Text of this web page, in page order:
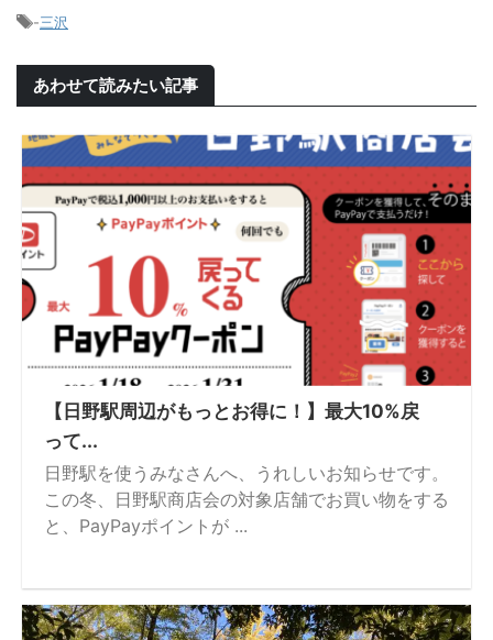
-三沢
あわせて読みたい記事
【日野駅周辺がもっとお得に！】最大10%戻
って...
日野駅を使うみなさんへ、うれしいお知らせです。
この冬、日野駅商店会の対象店舗でお買い物をする
と、PayPayポイントが ...